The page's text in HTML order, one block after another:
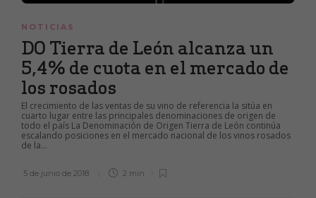
NOTICIAS
DO Tierra de León alcanza un
5,4% de cuota en el mercado de
los rosados
El crecimiento de las ventas de su vino de referencia la sitúa en
cuarto lugar entre las principales denominaciones de origen de
todo el país La Denominación de Origen Tierra de León continúa
escalando posiciones en el mercado nacional de los vinos rosados
de la...
5 de junio de 2018 2 min